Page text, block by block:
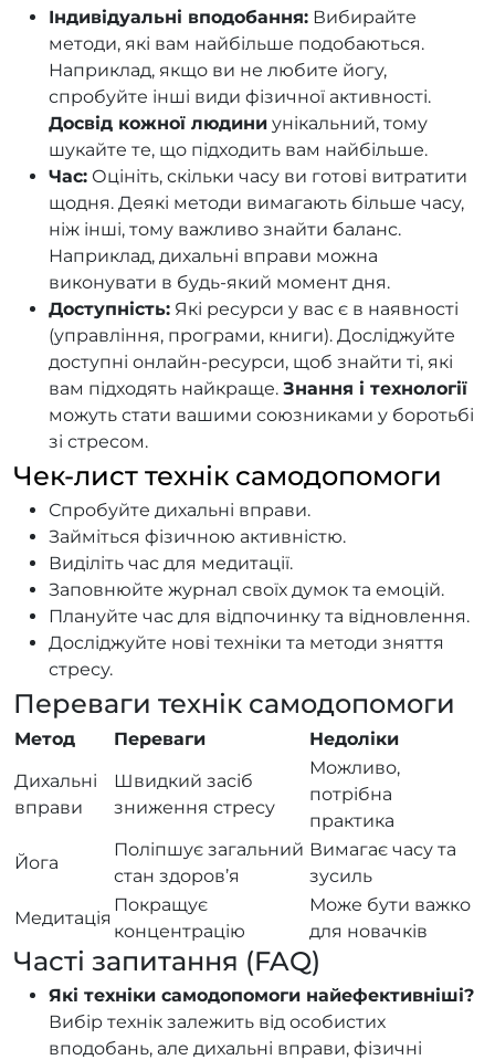
Індивідуальні вподобання: Вибирайте
методи, які вам найбільше подобаються.
Наприклад, якщо ви не любите йогу,
спробуйте інші види фізичної активності.
Досвід кожної людини унікальний, тому
шукайте те, що підходить вам найбільше.
Час: Оцініть, скільки часу ви готові витратити
щодня. Деякі методи вимагають більше часу,
ніж інші, тому важливо знайти баланс.
Наприклад, дихальні вправи можна
виконувати в будь-який момент дня.
Доступність: Які ресурси у вас є в наявності
(управління, програми, книги). Досліджуйте
доступні онлайн-ресурси, щоб знайти ті, які
вам підходять найкраще. Знання і технології
можуть стати вашими союзниками у боротьбі
зі стресом.
Чек-лист технік самодопомоги
Спробуйте дихальні вправи.
Займіться фізичною активністю.
Виділіть час для медитації.
Заповнюйте журнал своїх думок та емоцій.
Плануйте час для відпочинку та відновлення.
Досліджуйте нові техніки та методи зняття
стресу.
Переваги технік самодопомоги
Метод Переваги
Недоліки
Дихальні
вправи
Швидкий засіб
зниження стресу
Можливо,
потрібна
практика
Йога
Поліпшує загальний
стан здоров’я
Вимагає часу та
зусиль
Медитація
Покращує
концентрацію
Може бути важко
для новачків
Часті запитання (FAQ)
Які техніки самодопомоги найефективніші?
Вибір технік залежить від особистих
вподобань, але дихальні вправи, фізичні